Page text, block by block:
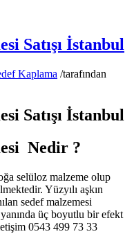
Satışı İstanbul
Kaplama /tarafından
Satışı İstanbul
Nedir ?
selüloz malzeme olup
Yüzyılı aşkın
sedef malzemesi
üç boyutlu bir efekt
0543 499 73 33